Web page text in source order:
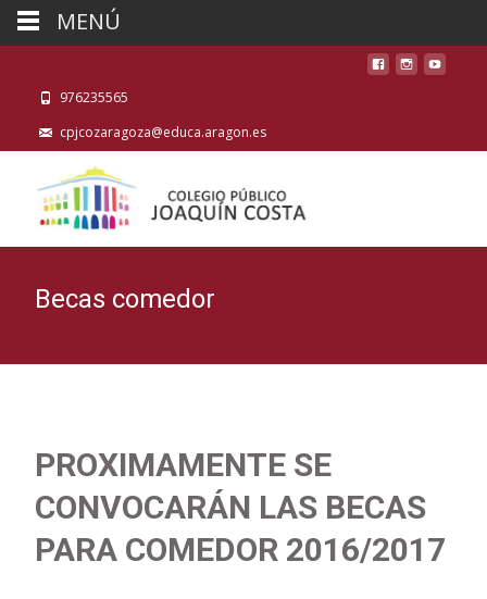
976235565
cpjcozaragoza@educa.aragon.es
Becas comedor
PROXIMAMENTE SE
CONVOCARÁN LAS BECAS
PARA COMEDOR 2016/2017
MENÚ